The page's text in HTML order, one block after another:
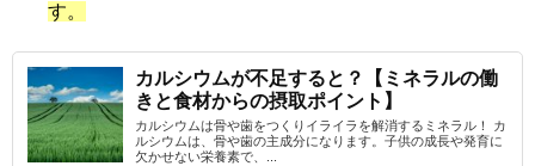
す。
カルシウムが不足すると？【ミネラルの働
きと食材からの摂取ポイント】
カルシウムは骨や歯をつくりイライラを解消するミネラル！ カ
ルシウムは、骨や歯の主成分になります。子供の成長や発育に
欠かせない栄養素で、...